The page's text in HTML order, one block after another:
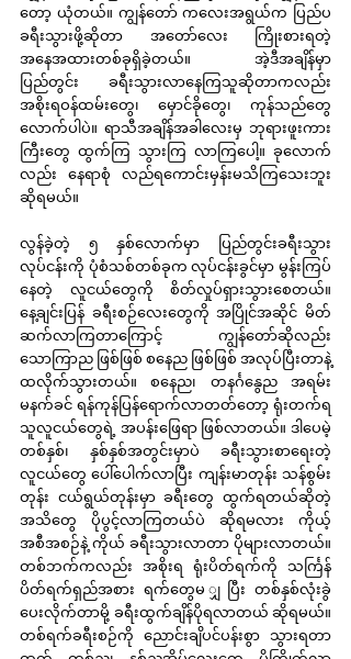
တော့ ယုံတယ်။ ကျွန်တော် ကလေးအရွယ်က ပြည်ပ
ခရီးသွားဖို့ဆိုတာ အတော်လေး ကြိုးစားရတဲ့
အနေအထားတစ်ခုရှိခဲ့တယ်။ အဲ့ဒီအချိန်မှာ
ပြည်တွင်း ခရီးသွားလာနေကြသူဆိုတာကလည်း
အစိုးရဝန်ထမ်းတွေ၊ မှောင်ခိုတွေ၊ ကုန်သည်တွေ
လောက်ပါပဲ။ ရာသီအချိန်အခါလေးမှ ဘုရားဖူးကား
ကြီးတွေ ထွက်ကြ သွားကြ လာကြပေါ့။ ခုလောက်
လည်း နေရာစုံ လည်ရကောင်းမှန်းမသိကြသေးဘူး
ဆိုရမယ်။
လွန်ခဲ့တဲ့ ၅ နှစ်လောက်မှာ ပြည်တွင်းခရီးသွား
လုပ်ငန်းကို ပုံစံသစ်တစ်ခုက လုပ်ငန်းခွင်မှာ မွန်းကြပ်
နေတဲ့ လူငယ်တွေကို စိတ်လှုပ်ရှားသွားစေတယ်။
နေ့ချင်းပြန် ခရီးစဉ်လေးတွေကို အပြိုင်အဆိုင် မိတ်
ဆက်လာကြတာကြောင့် ကျွန်တော်ဆိုလည်း
သောကြာည ဖြစ်ဖြစ် စနေည ဖြစ်ဖြစ် အလုပ်ပြီးတာနဲ့
ထလိုက်သွားတယ်။ စနေည၊ တနင်္ဂနွေည အရမ်း
မနက်ခင် ရန်ကုန်ပြန်ရောက်လာတတ်တော့ ရုံးတက်ရ
သူလူငယ်တွေရဲ့ အပန်းဖြေရာ ဖြစ်လာတယ်။ ဒါပေမဲ့
တစ်နှစ်၊ နှစ်နှစ်အတွင်းမှာပဲ ခရီးသွားစာရေးတဲ့
လူငယ်တွေ ပေါ်ပေါက်လာပြီး ကျန်းမာတုန်း သန်စွမ်း
တုန်း ငယ်ရွယ်တုန်းမှာ ခရီးတွေ ထွက်ရတယ်ဆိုတဲ့
အသိတွေ ပိုပွင့်လာကြတယ်ပဲ ဆိုရမလား ကိုယ့်
အစီအစဉ်နဲ့ ကိုယ် ခရီးသွားလာတာ ပိုများလာတယ်။
တစ်ဘက်ကလည်း အစိုးရ ရုံးပိတ်ရက်ကို သင်္ကြန်
ပိတ်ရက်ရှည်အစား ရက်တွေမ ျှပြီး တစ်နှစ်လုံးခွဲ
ပေးလိုက်တာမို့ ခရီးထွက်ချိန်ပိုရလာတယ် ဆိုရမယ်။
တစ်ရက်ခရီးစဉ်ကို ညောင်းချိပင်ပန်းစွာ သွားရတာ